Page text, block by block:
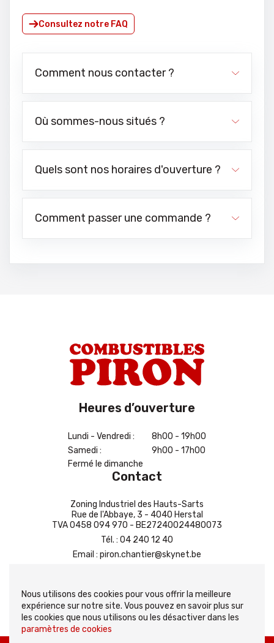
Consultez notre FAQ
Comment nous contacter ?
Où sommes-nous situés ?
Quels sont nos horaires d'ouverture ?
Comment passer une commande ?
Heures d’ouverture
Lundi - Vendredi :
8h00 - 19h00
Samedi :
9h00 - 17h00
Fermé le dimanche
Contact
Zoning Industriel des Hauts-Sarts
Rue de l'Abbaye, 3 - 4040 Herstal
TVA 0458 094 970 - BE27240024480073
Tél. : 04 240 12 40
Email : piron.chantier@skynet.be
Nous utilisons des cookies pour vous offrir la meilleure
expérience sur notre site. Vous pouvez en savoir plus sur
les cookies que nous utilisons ou les désactiver dans les
paramètres de cookies